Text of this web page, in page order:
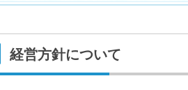
経営方針について